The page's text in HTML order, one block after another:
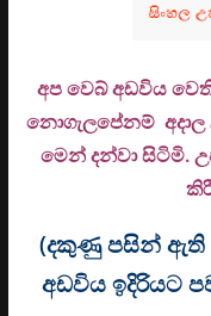
අප වෙබ් අඩවිය
නොගැලපේනම්
මෙන් දන්වා සිටිමි. උ
(දකුණු පසින් ඇති
අඩවිය ඉදිරියට